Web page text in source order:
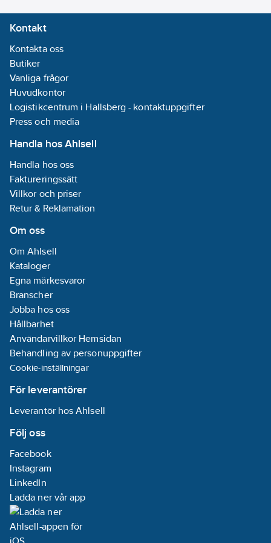
Kontakt
Kontakta oss
Butiker
Vanliga frågor
Huvudkontor
Logistikcentrum i Hallsberg - kontaktuppgifter
Press och media
Handla hos Ahlsell
Handla hos oss
Faktureringssätt
Villkor och priser
Retur & Reklamation
Om oss
Om Ahlsell
Kataloger
Egna märkesvaror
Branscher
Jobba hos oss
Hållbarhet
Användarvillkor Hemsidan
Behandling av personuppgifter
Cookie-inställningar
För leverantörer
Leverantör hos Ahlsell
Följ oss
Facebook
Instagram
LinkedIn
Ladda ner vår app